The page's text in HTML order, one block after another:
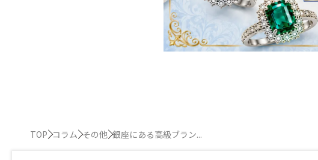
TOP コラム その他 銀座にある高級ブラン...